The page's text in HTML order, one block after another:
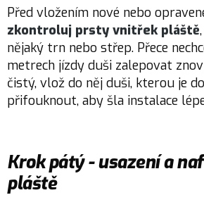
Před vložením nové nebo
zkontroluj prsty vnitřek pláště
nějaký trn nebo střep. Přece
metrech jízdy duši zalepovat
čistý, vlož do něj duši, kterou je
přifouknout, aby šla instalace
Krok pátý - usazení a
pláště